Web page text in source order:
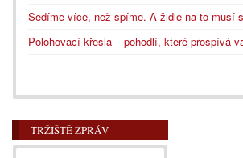
Sedíme více, než spíme. A židle na to musí
Polohovací křesla – pohodlí, které prospívá
TRŽIŠTĚ ZPRÁV